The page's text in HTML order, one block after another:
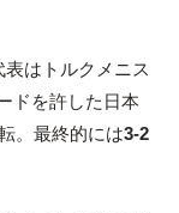
はトルクメニス
ドを許した日本
。最終的には3-2